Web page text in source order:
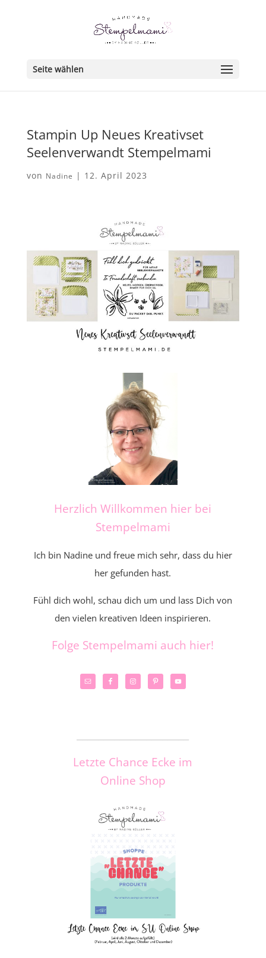
Seite wählen
Stampin Up Neues Kreativset
Seelenverwandt Stempelmami
von Nadine | 12. April 2023
Herzlich Willkommen hier bei
Stempelmami
Ich bin Nadine und freue mich sehr, dass du hier
her gefunden hast.
Fühl dich wohl, schau dich um und lass Dich von
den vielen kreativen Ideen inspirieren.
Folge Stempelmami auch hier!
Letzte Chance Ecke im
Online Shop